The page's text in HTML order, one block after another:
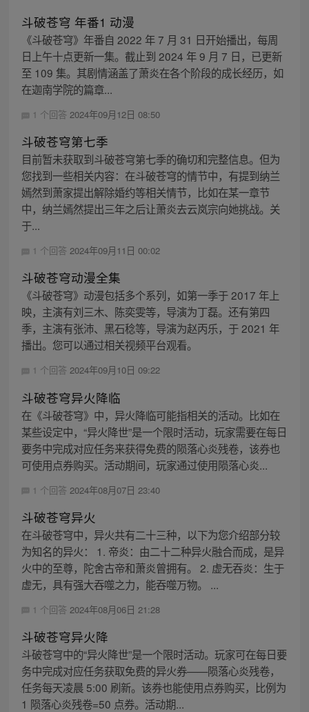
斗破苍穹 年番1 动漫
《斗破苍穹》年番自 2022 年 7 月 31 日开始播出，每周
日上午十点更新一集。截止到 2024 年 9 月 7 日，已更新
至 109 集。其剧情涵盖了萧炎在各个阶段的成长经历，如
在迦南学院的篇章...
1 个回答 2024年09月12日 08:50
斗破苍穹第七季
目前暂未获取到斗破苍穹第七季的确切和完整信息。但为
您找到一些相关内容：在斗破苍穹的情节中，有提到纳兰
嫣然到萧家提出解除婚约等相关情节，比如在某一章节
中，纳兰嫣然提出三年之后让萧炎去云岚宗向她挑战。关
于...
1 个回答 2024年09月11日 00:02
斗破苍穹动漫全集
《斗破苍穹》动漫包括多个系列，如第一季于 2017 年上
映，主演有刘三木、陈奕雯等，导演为丁磊。还有第四
季，主演有张沛、黑石稔等，导演为赵丙乐，于 2021 年
播出。您可以通过相关视频平台观看。
1 个回答 2024年09月10日 09:22
斗破苍穹异火降临
在《斗破苍穹》中，异火降临可能指相关的活动。比如在
某些设定中，“异火降世”是一个限时活动，玩家需要在每日
要务中完成对应任务来获得免费的陨落心炎残卷，该券也
可使用点券购买。活动期间，玩家通过使用陨落心炎...
1 个回答 2024年08月07日 23:40
斗破苍穹异火
在斗破苍穹中，异火共有二十三种，以下为您介绍部分较
为知名的异火： 1. 帝炎：由二十二种异火融合而成，是异
火中的至尊，陀舍古帝和萧炎曾拥有。 2. 虚无吞炎：生于
虚无，具有强大吞噬之力，能吞噬万物。 ...
1 个回答 2024年08月06日 21:28
斗破苍穹异火降
斗破苍穹中的“异火降世”是一个限时活动。玩家可在每日要
务中完成对应任务获取免费的异火券——陨落心炎残卷，
任务每天凌晨 5:00 刷新。该券也能使用点券购买，比例为
1 陨落心炎残卷=50 点券。活动期...